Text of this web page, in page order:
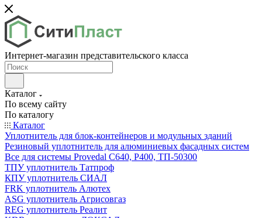
Интернет-магазин представительского класса
Каталог
По всему сайту
По каталогу
Каталог
Уплотнитель для блок-контейнеров и модульных зданий
Резиновый уплотнитель для алюминиевых фасадных систем
Все для системы Provedal С640, Р400, ТП-50300
ТПУ уплотнитель Татпроф
КПУ уплотнитель СИАЛ
FRK уплотнитель Алютех
ASG уплотнитель Агрисовгаз
REG уплотнитель Реалит